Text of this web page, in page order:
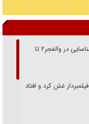
از گمنام‌ترین فرماندهان شهید جنگ رمضان/ از شناسایی در والفجر۲ تا
غش کرد و افتاد